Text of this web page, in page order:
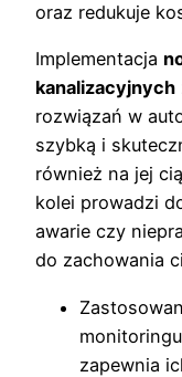
oraz redukuje
Implementacja
kanalizacyjnych
rozwiązań w
szybką i
również na jej
kolei prowadzi
awarie czy
do zachowania
zapewnia